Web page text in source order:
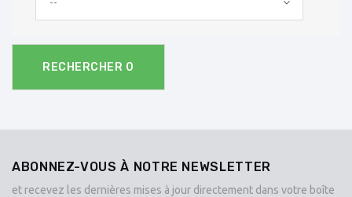
RECHERCHER 0
ABONNEZ-VOUS À NOTRE NEWSLETTER
et recevez les dernières mises à jour directement dans votre boîte